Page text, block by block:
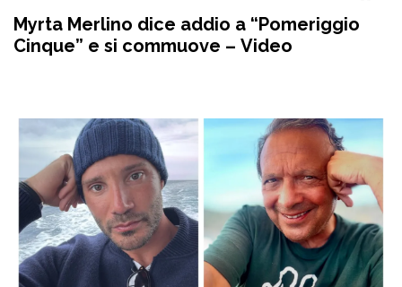
Myrta Merlino dice addio a “Pomeriggio
Cinque” e si commuove – Video